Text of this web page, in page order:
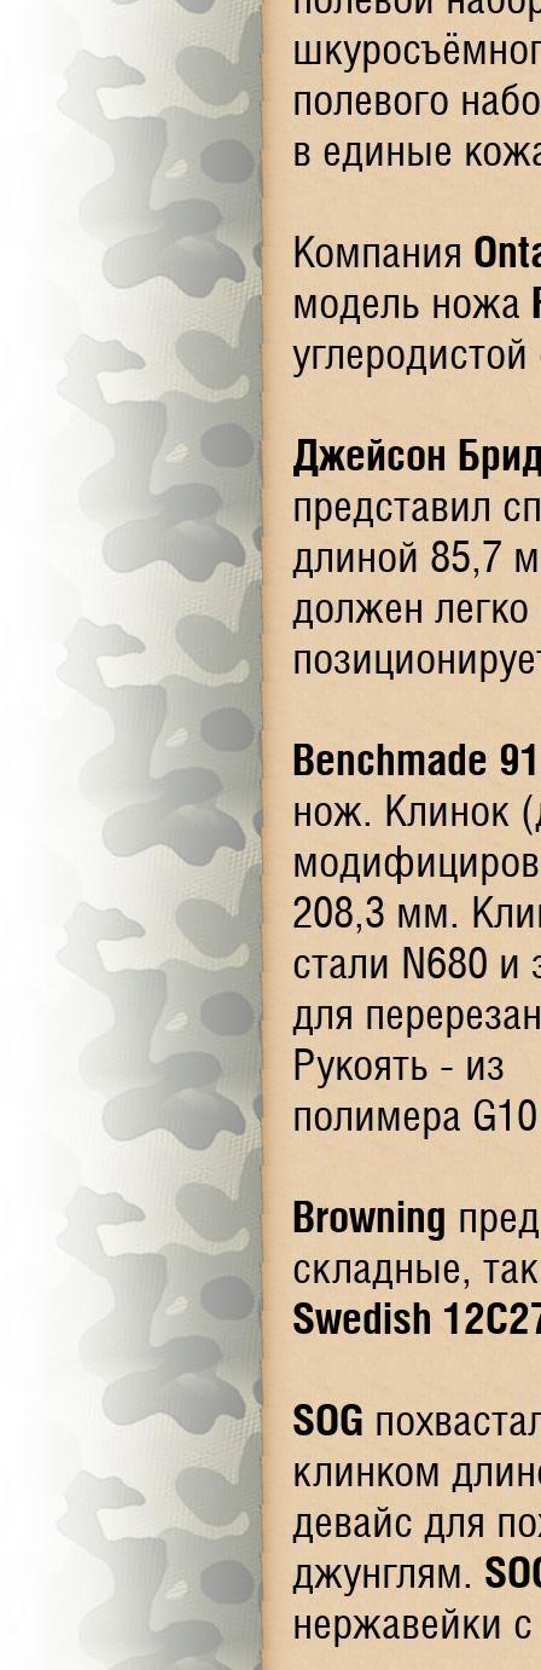
полевого
в единые
Компания
модель ножа
Джейсон
представил
длиной 85,7
должен
Benchmade
нож. Клинок
208,3 мм.
стали N680
для
Рукоять - из
полимера
Browning
складные,
Swedish
SOG
клинком
девайс для
джунглям.
нержавейки